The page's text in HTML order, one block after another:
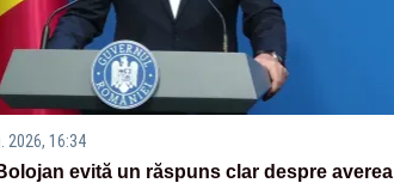
2026, 16:34
Bolojan evită un răspuns clar despre averea